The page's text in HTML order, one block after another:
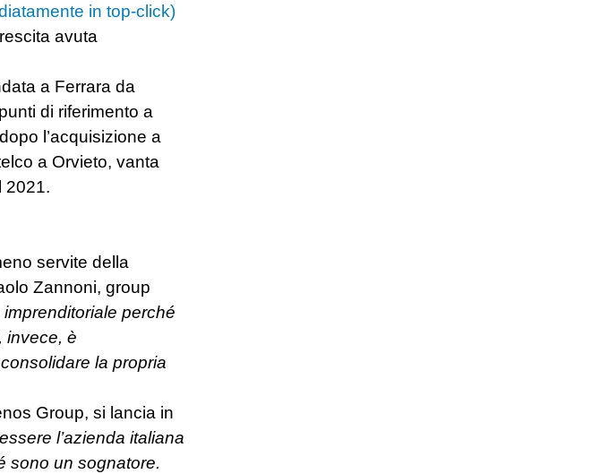
in top-click)
avuta
a Ferrara da
di riferimento a
l’acquisizione a
a Orvieto, vanta
2021.
servite della
Zannoni, group
imprenditoriale perché
invece, è
la propria
Group, si lancia in
l’azienda italiana
sono un sognatore.